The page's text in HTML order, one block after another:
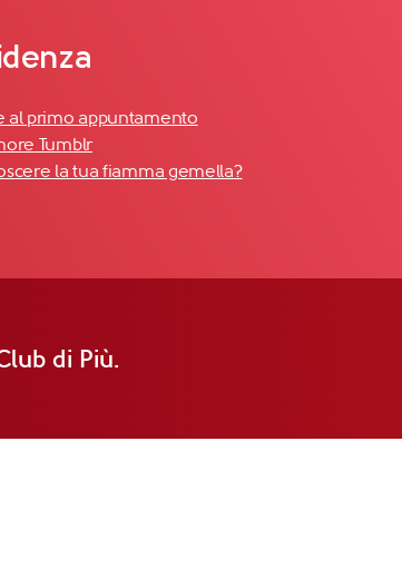
al primo appuntamento
Tumblr
la tua fiamma gemella?
di Più.